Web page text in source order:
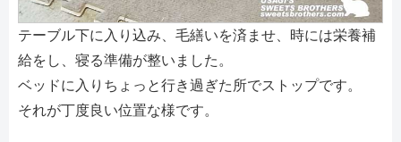
テーブル下に入り込み、毛繕いを済ませ、時には栄養補
給をし、寝る準備が整いました。
ベッドに入りちょっと行き過ぎた所でストップです。
それが丁度良い位置な様です。